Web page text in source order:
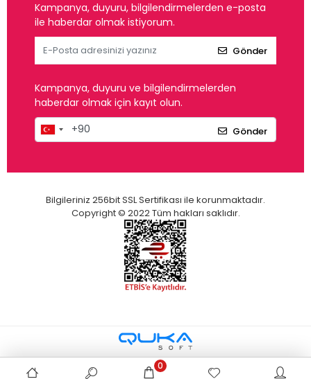
Kampanya, duyuru, bilgilendirmelerden e-posta
ile haberdar olmak istiyorum.
Gönder
Kampanya, duyuru ve bilgilendirmelerden
haberdar olmak için kayıt olun.
Gönder
Bilgileriniz 256bit SSL Sertifikası ile korunmaktadır.
Copyright © 2022 Tüm hakları saklıdır.
0